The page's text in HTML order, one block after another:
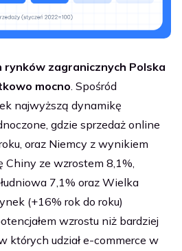
zagranicznych Polska
mocno . Spośród
najwyższą dynamikę
gdzie sprzedaż online
oraz Niemcy z wynikiem
Chiny ze wzrostem 8,1%,
7,1% oraz Wielka
(+16% rok do roku)
wzrostu niż bardziej
których udział e-commerce w